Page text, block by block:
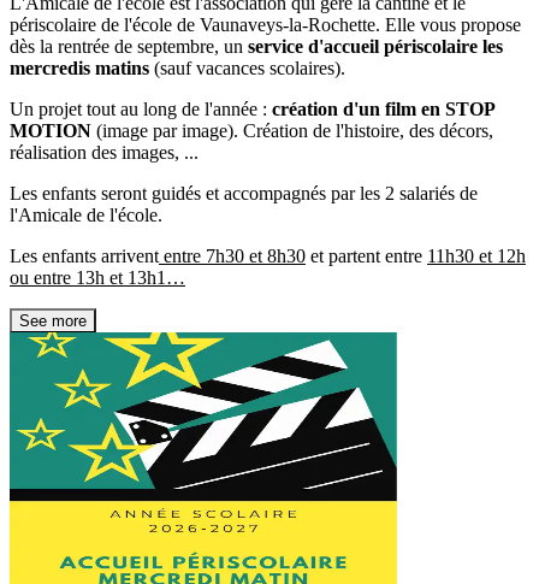
périscolaire de l'école de Vaunaveys-la-Rochette. Elle vous propose
dès la rentrée de septembre, un service d'accueil périscolaire les
mercredis matins (sauf vacances scolaires).
Un projet tout au long de l'année : création d'un film en STOP
MOTION (image par image). Création de l'histoire, des décors,
réalisation des images, ...
Les enfants seront guidés et accompagnés par les 2 salariés de
l'Amicale de l'école.
Les enfants arrivent entre 7h30 et 8h30 et partent entre 11h30 et 12h
ou entre 13h et 13h1…
See more